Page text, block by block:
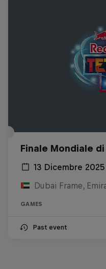
Finale Mondiale
13 Dicembre 2025
Dubai Frame,
GAMES
Past event